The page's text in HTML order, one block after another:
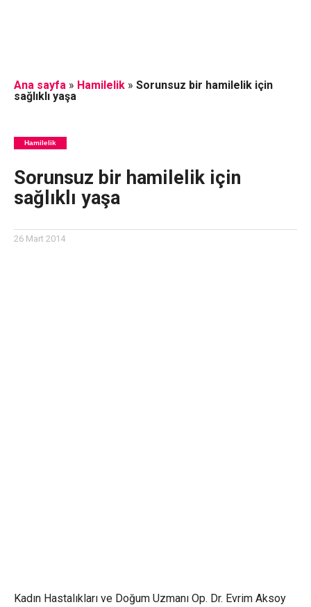
Ana sayfa» Hamilelik» Sorunsuz bir hamilelik için
sağlıklı yaşa
Hamilelik
Sorunsuz bir hamilelik için
sağlıklı yaşa
26 Mart 2014
Kadın Hastalıkları ve Doğum Uzmanı Op. Dr. Evrim Aksoy